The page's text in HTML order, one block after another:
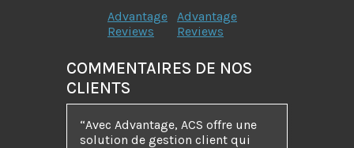
Advantage
Reviews
Advantage
Reviews
COMMENTAIRES DE NOS
CLIENTS
“Avec Advantage, ACS offre une
solution de gestion client qui